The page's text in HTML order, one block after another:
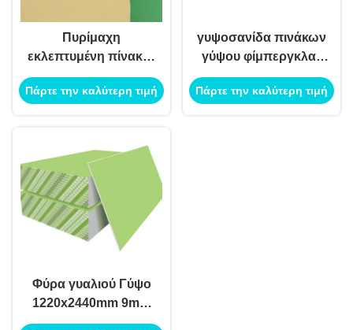
Πυρίμαχη
εκλεπτυμένη πίνακας
άκρη γύψου
φίμπεργκλας για το
Πάρτε την καλύτερη τιμή
γυψοσανίδα πινάκων
γύψου φίμπεργκλας
1220x2440mm 12mm
που ενισχύεται
Πάρτε την καλύτερη τιμή
Φύρα γυαλιού Γύψο
1220x2440mm 9mm
12mm πάχος